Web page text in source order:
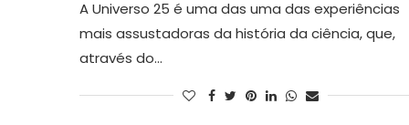
A Universo 25 é uma das uma das experiências
mais assustadoras da história da ciência, que,
através do…